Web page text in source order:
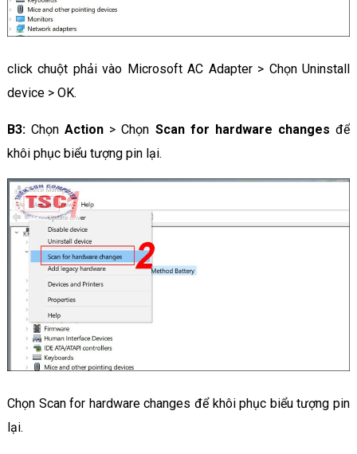
click chuột phải vào Microsoft AC Adapter > Chọn Uninstall
device > OK.
B3:ChọnAction > Chọn Scan for hardware changes để
khôi phục biểu tượng pin lại.
Chọn Scan for hardware changes để khôi phục biểu tượng pin
lại.